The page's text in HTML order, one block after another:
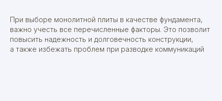
При выборе монолитной плиты в качестве фундамента,
важно учесть все перечисленные факторы. Это позволит
повысить надежность и долговечность конструкции,
а также избежать проблем при разводке коммуникаций